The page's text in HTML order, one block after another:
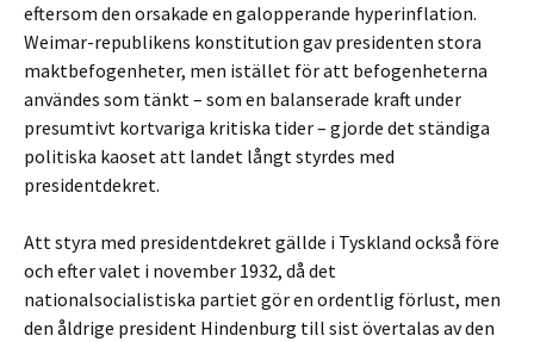
eftersom den orsakade en galopperande hyperinflation.
Weimar-republikens konstitution gav presidenten stora
maktbefogenheter, men istället för att befogenheterna
användes som tänkt – som en balanserade kraft under
presumtivt kortvariga kritiska tider – gjorde det ständiga
politiska kaoset att landet långt styrdes med
presidentdekret.
Att styra med presidentdekret gällde i Tyskland också före
och efter valet i november 1932, då det
nationalsocialistiska partiet gör en ordentlig förlust, men
den åldrige president Hindenburg till sist övertalas av den